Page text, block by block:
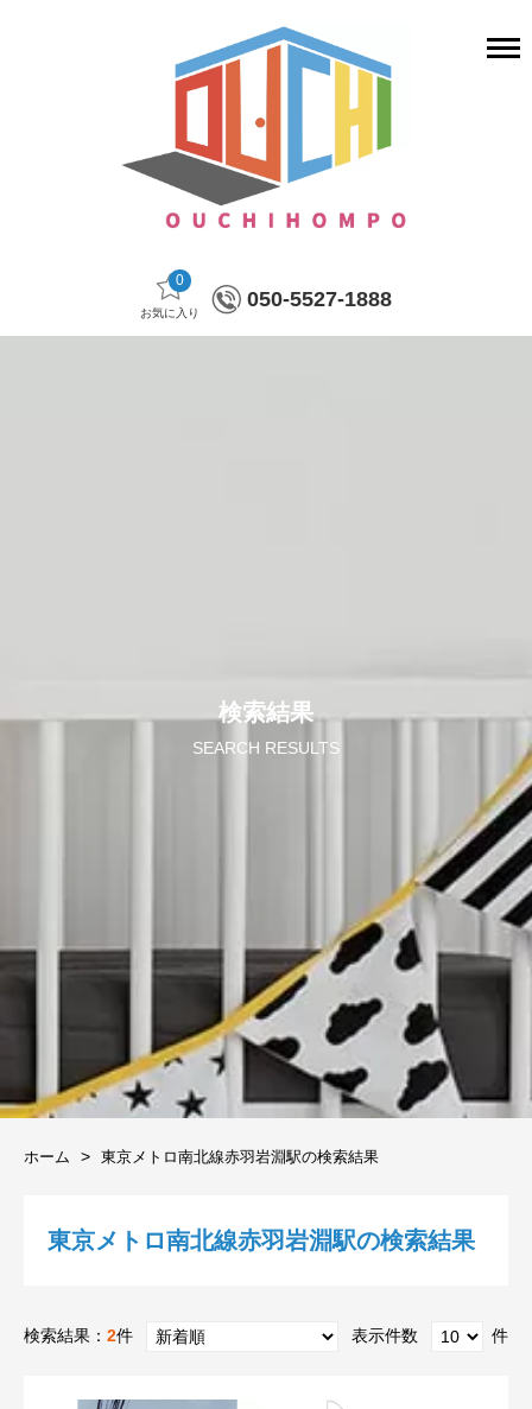
0
お気に入り
050-5527-1888
検索結果
SEARCH RESULTS
ホーム 東京メトロ南北線赤羽岩淵駅の検索結果
東京メトロ南北線赤羽岩淵駅の検索結果
検索結果： 2件 表示件数 件